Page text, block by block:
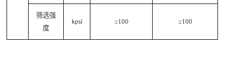
筛选强
度
kpsi ≥100 ≥100